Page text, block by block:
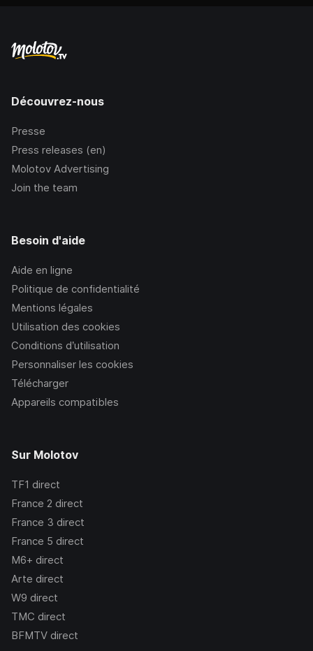
Découvrez-nous
Presse
Press releases (en)
Molotov Advertising
Join the team
Besoin d'aide
Aide en ligne
Politique de confidentialité
Mentions légales
Utilisation des cookies
Conditions d’utilisation
Personnaliser les cookies
Télécharger
Appareils compatibles
Sur Molotov
TF1 direct
France 2 direct
France 3 direct
France 5 direct
M6+ direct
Arte direct
W9 direct
TMC direct
BFMTV direct